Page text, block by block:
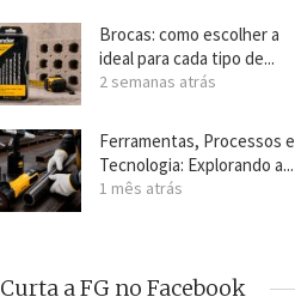
Brocas: como escolher a
ideal para cada tipo de...
2 semanas atrás
Ferramentas, Processos e
Tecnologia: Explorando a...
1 mês atrás
Curta a FG no Facebook